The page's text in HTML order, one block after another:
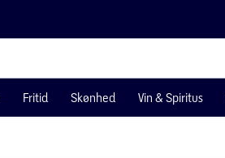
Fritid Skønhed Vin & Spiritus